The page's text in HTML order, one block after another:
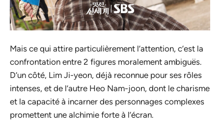
Mais ce qui attire particulièrement l’attention, c’est la
confrontation entre 2 figures moralement ambiguës.
D’un côté, Lim Ji-yeon, déjà reconnue pour ses rôles
intenses, et de l’autre Heo Nam-joon, dont le charisme
et la capacité à incarner des personnages complexes
promettent une alchimie forte à l’écran.